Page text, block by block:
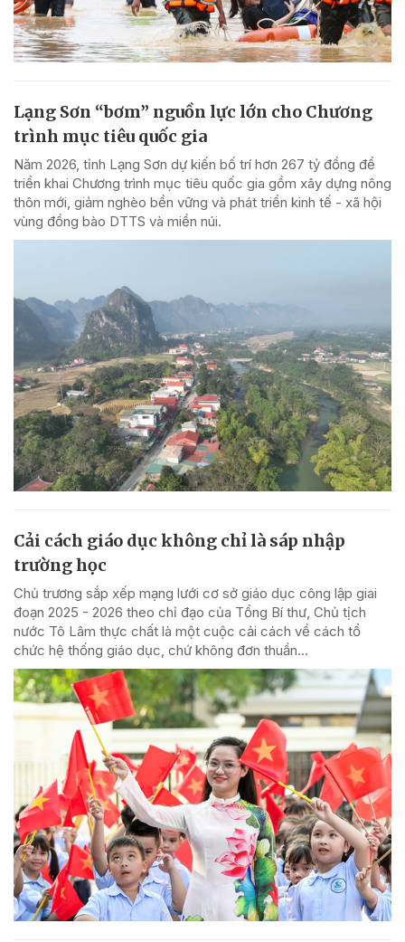
Lạng Sơn “bơm” nguồn lực lớn cho Chương
trình mục tiêu quốc gia
Năm 2026, tỉnh Lạng Sơn dự kiến bố trí hơn 267 tỷ đồng để
triển khai Chương trình mục tiêu quốc gia gồm xây dựng nông
thôn mới, giảm nghèo bền vững và phát triển kinh tế - xã hội
vùng đồng bào DTTS và miền núi.
Cải cách giáo dục không chỉ là sáp nhập
trường học
Chủ trương sắp xếp mạng lưới cơ sở giáo dục công lập giai
đoạn 2025 - 2026 theo chỉ đạo của Tổng Bí thư, Chủ tịch
nước Tô Lâm thực chất là một cuộc cải cách về cách tổ
chức hệ thống giáo dục, chứ không đơn thuần...